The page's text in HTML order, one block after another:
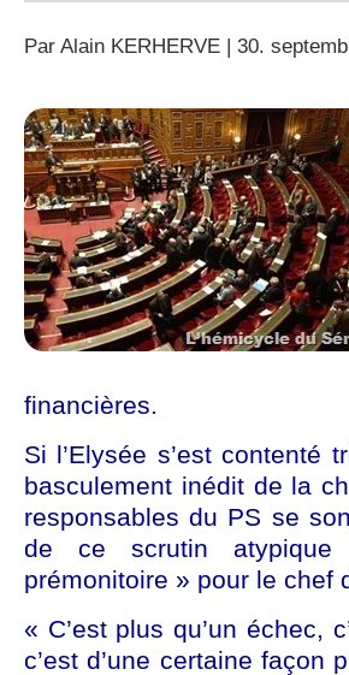
Par Alain KERHERVE | 30.
financières.
Si l’Elysée s’est contenté
basculement inédit de la
responsables du PS se
de ce scrutin atypique
prémonitoire » pour le chef
« C’est plus qu’un échec,
c’est d’une certaine